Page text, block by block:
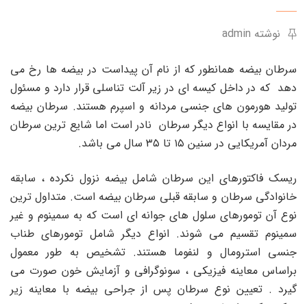
نوشته admin
سرطان بیضه همانطور که از نام آن پیداست در بیضه ها رخ می
دهد که در داخل کیسه ای در زیر آلت تناسلی قرار دارد و مسئول
تولید هورمون های جنسی مردانه و اسپرم هستند. سرطان بیضه
در مقایسه با انواع دیگر سرطان نادر است اما شایع ترین سرطان
مردان آمریکایی در سنین ۱۵ تا ۳۵ سال می باشد.
ریسک فاکتورهای این سرطان شامل بیضه نزول نکرده ، سابقه
خانوادگی سرطان و سابقه قبلی سرطان بیضه است. متداول ترین
نوع آن تومورهای سلول های جوانه ای است که به سمینوم و غیر
سمینوم تقسیم می شوند. انواع دیگر شامل تومورهای طناب
جنسی استرومال و لنفوما هستند. تشخیص به طور معمول
براساس معاینه فیزیکی ، سونوگرافی و آزمایش خون صورت می
گیرد . تعیین نوع سرطان پس از جراحی بیضه با معاینه زیر